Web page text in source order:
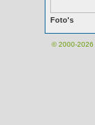
Foto's
© 2000-2026